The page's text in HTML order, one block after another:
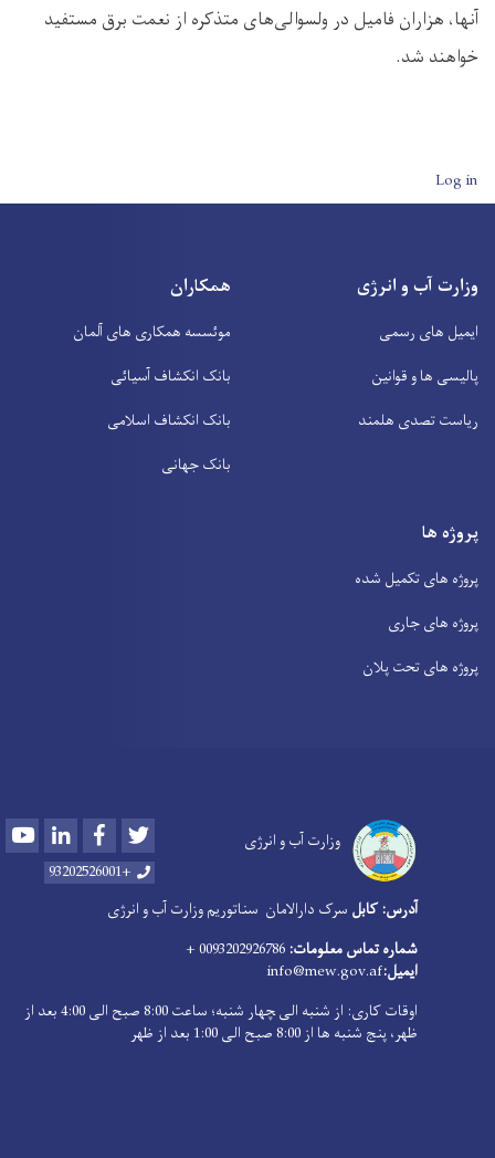
آنها، هزاران فامیل در ولسوالی‌های متذکره از نعمت برق مستفید
خواهند شد.
User account menu
Log in
وزارت آب و انرژی
ایمیل های رسمی
پالیسی ها و قوانین
ریاست تصدی هلمند
همکاران
موئسسه همکاری های آلمان
بانک انکشاف آسیائی
بانک انکشاف اسلامی
بانک جهانی
پروژه ها
پروژه های تکمیل شده
پروژه های جاری
پروژه های تحت پلان
وزارت آب و انرژی YoutubeLinkedInFacebook
+93202526001
آدرس: کابل سرک دارالامان سناتوریم وزارت آب و انرژی
شماره تماس معلومات:
ایمیل:info@mew.gov.af
اوقات کاری: از شنبه الی ‍چهار شنبه؛ ساعت 8:00 صبح الی 4:00 بعد از
ظهر، پنج شنبه ها از 8:00 صبح الی 1:00 بعد از ظهر